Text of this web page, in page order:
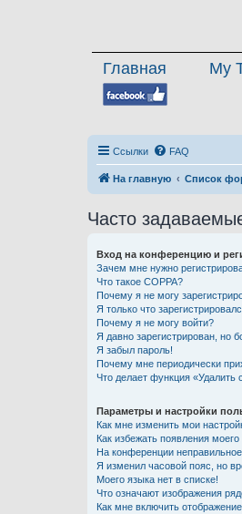
Главная My
Ссылки FAQ
На главную Список
Часто
Вход на конференцию и
Зачем мне нужно
Что такое COPPA?
Почему я не могу
Я только что
Почему я не могу войти?
Я давно зарегистрирован, но
Я забыл пароль!
Почему мне периодически
Что делает функция «Удалить
Параметры и настройки
Как мне изменить мои
Как избежать появления
На конференции
Я изменил часовой пояс, но
Моего языка нет в списке!
Что означают изображения
Как мне включить